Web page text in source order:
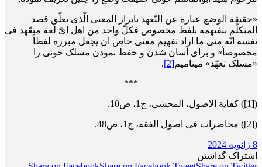
«حقیقة الوضع عبارة عن التّعهد بابراز المعنی الّذی تعلّق قصد
المتکلّم بتفیهمه بلفظ مخصوص فکلّ واحد من اهل ایّ لغة متعّهد فی
نفسه انّه متی ما اراد تفهیم معنی خاص ان یجعل مبرزه لفظاً
مخصوصاً» و برای آسان شدن و حفظ نمودن مسلک خوئی را
«مسلک تعهّد» می­نامیم[2]
.
***
([1]) کفایة الاصول، المحشی، ج1، ص10.
([2]) محاضرات فی اصول الفقه، ج1، ص48.
8 ژانویه 2024
اشتراک گذاشتن